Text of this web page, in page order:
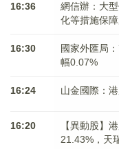
16:36
網信辦：大
化等措施保
16:30
國家外匯局
幅0.07%
16:24 山金國際：
16:20
【異動股】
21.43%，天